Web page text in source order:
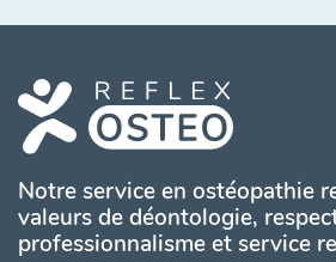
Notre service en ostéopathie
valeurs de déontologie,
professionnalisme et service